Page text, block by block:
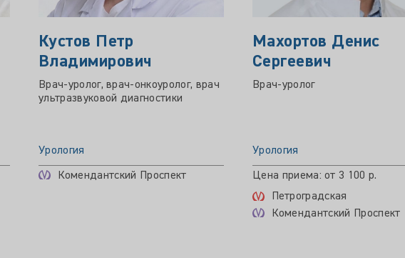
Кустов Петр
Владимирович
Врач-уролог, врач-онкоуролог, врач
ультразвуковой диагностики
Урология
Комендантский Проспект
Махортов Денис
Сергеевич
Врач-уролог
Урология
Цена приема: от 3 100 р.
Петроградская
Комендантский Проспект